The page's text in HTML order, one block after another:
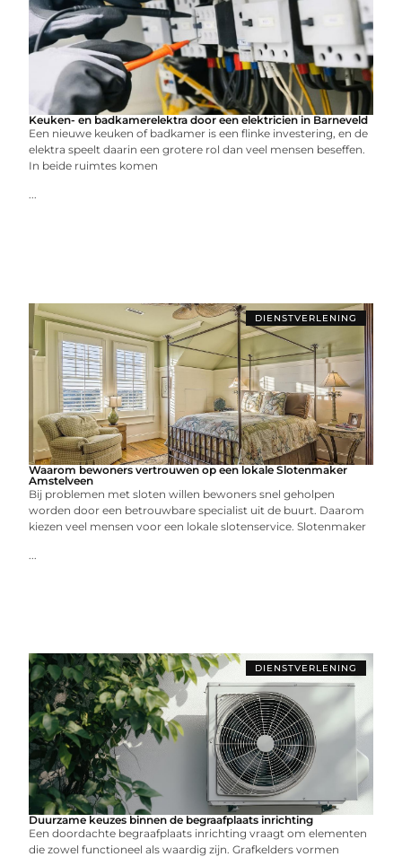
Keuken- en badkamerelektra door een elektricien in Barneveld
Een nieuwe keuken of badkamer is een flinke investering, en de
elektra speelt daarin een grotere rol dan veel mensen beseffen.
In beide ruimtes komen
...
DIENSTVERLENING
Waarom bewoners vertrouwen op een lokale Slotenmaker
Amstelveen
Bij problemen met sloten willen bewoners snel geholpen
worden door een betrouwbare specialist uit de buurt. Daarom
kiezen veel mensen voor een lokale slotenservice. Slotenmaker
...
DIENSTVERLENING
Duurzame keuzes binnen de begraafplaats inrichting
Een doordachte begraafplaats inrichting vraagt om elementen
die zowel functioneel als waardig zijn. Grafkelders vormen